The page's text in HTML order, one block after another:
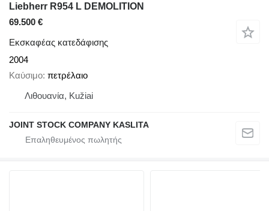
Liebherr R954 L DEMOLITION
69.500 €
Εκσκαφέας κατεδάφισης
2004
Καύσιμο πετρέλαιο
Λιθουανία, Kužiai
JOINT STOCK COMPANY KASLITA